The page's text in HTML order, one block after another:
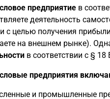
предприятиев
деятельность
с целью получения
на внешнем рынке).
в соответствии с § 18
предприятия
и промышленные